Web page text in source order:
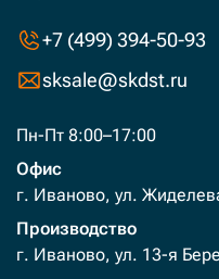
+7 (499) 394-50-93
sksale@skdst.ru
Пн-Пт 8:00–17:00
Офис
г. Иваново, ул.
Производство
г. Иваново, ул. 13-я